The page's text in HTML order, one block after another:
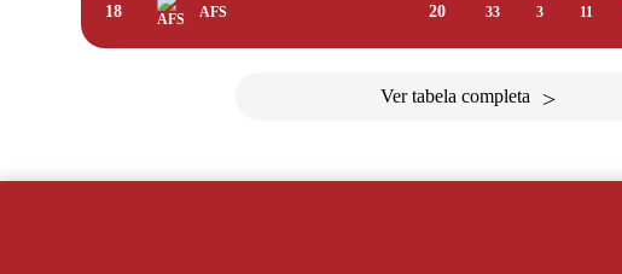
18 AFS 20 33 3 11
Ver tabela completa >